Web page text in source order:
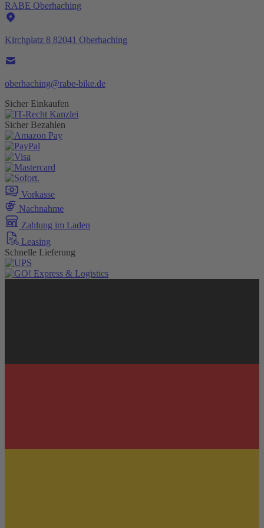
RABE Oberhaching
Kirchplatz 8 82041 Oberhaching
oberhaching@rabe-bike.de
Sicher Einkaufen
Sicher Bezahlen
Vorkasse
Nachnahme
Zahlung im Laden
Leasing
Schnelle Lieferung